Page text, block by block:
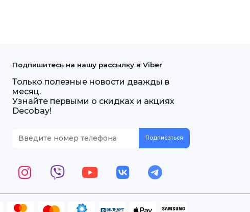
Подпишитесь на нашу рассылку в Viber
Только полезные новости дважды в
месяц.
Узнайте первыми о скидках и акциях
Decobay!